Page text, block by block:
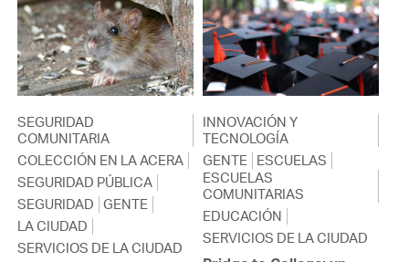
SEGURIDAD
COMUNITARIA
COLECCIÓN EN LA ACERA
SEGURIDAD PÚBLICA
SEGURIDAD GENTE
LA CIUDAD
SERVICIOS DE LA CIUDAD
INNOVACIÓN Y
TECNOLOGÍA
GENTE
ESCUELAS
ESCUELAS
COMUNITARIAS
EDUCACIÓN
SERVICIOS DE LA CIUDAD